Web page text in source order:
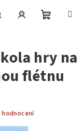
košík
hry na
flétnu